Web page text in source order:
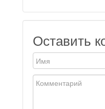
Оставить